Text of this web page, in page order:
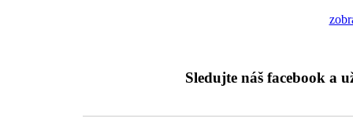
Sledujte náš facebook a